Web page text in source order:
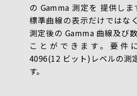
の Gamma 測定を 提供しま
標準曲線の表示だけではな
測定後の Gamma 曲線及び
ことができます。要件
4096(12 ビット)レベルの測
す。